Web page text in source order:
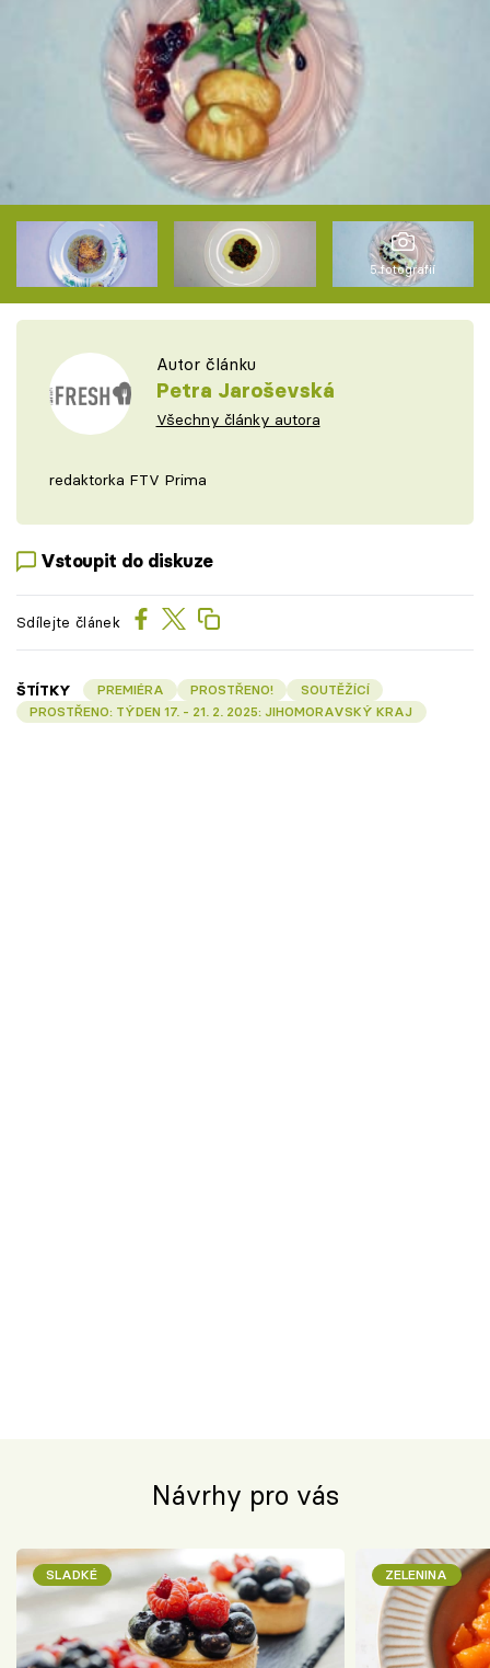
5 fotografií
Autor článku
Petra Jaroševská
Všechny články autora
redaktorka FTV Prima
Vstoupit do diskuze
Sdílejte článek
ŠTÍTKY PREMIÉRA PROSTŘENO!
SOUTĚŽÍCÍ
PROSTŘENO: TÝDEN 17. - 21. 2. 2025: JIHOMORAVSKÝ KRAJ
Návrhy pro vás
SLADKÉ ZELENINA